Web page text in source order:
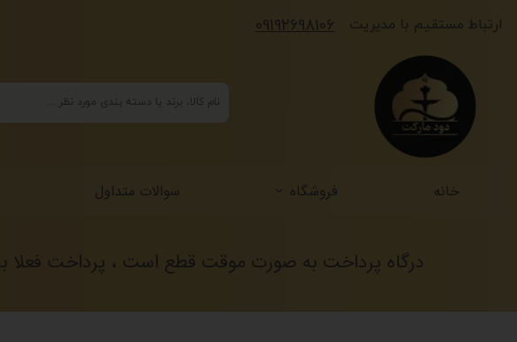
خانه فروشگاه سوالات متداول
​​​ارتباط مستقیم با مدیریت ​​​09192698106
درگاه پرداخت به صورت موقت قطع است ، پرداخت فعلا